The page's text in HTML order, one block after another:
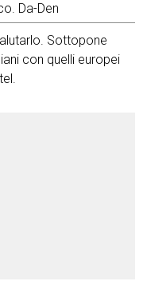
Da-Den
Sottopone
con quelli europei